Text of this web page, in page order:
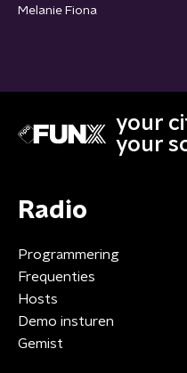
Melanie Fiona
your
your
Radio
Programmering
Frequenties
Hosts
Demo insturen
Gemist